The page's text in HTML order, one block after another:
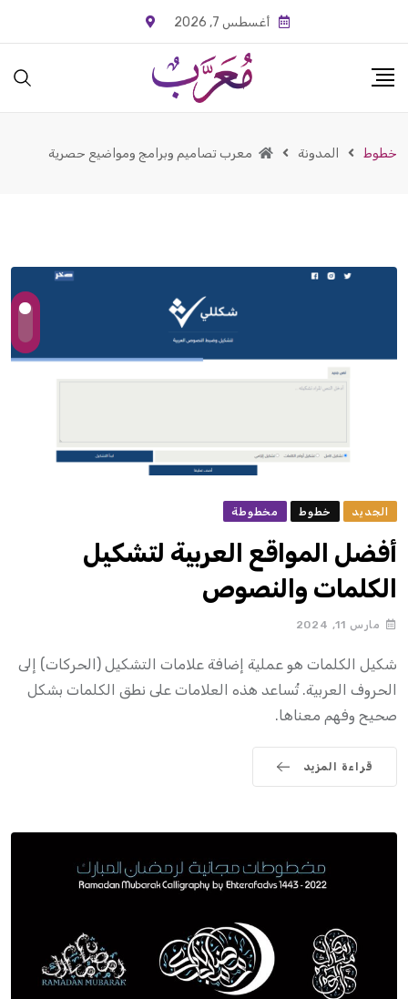
أغسطس 7, 2026
خطوط المدونة معرب تصاميم وبرامج ومواضيع حصرية
الجديد خطوط مخطوطة
أفضل المواقع العربية لتشكيل
الكلمات والنصوص
مارس 11, 2024
شكيل الكلمات هو عملية إضافة علامات التشكيل (الحركات) إلى
الحروف العربية. تُساعد هذه العلامات على نطق الكلمات بشكل
صحيح وفهم معناها.
قراءة المزيد